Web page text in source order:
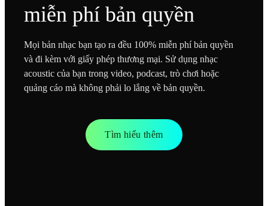
miễn phí bản quyền
Mọi bản nhạc bạn tạo ra đều 100% miễn phí bản quyền
và đi kèm với giấy phép thương mại. Sử dụng nhạc
acoustic của bạn trong video, podcast, trò chơi hoặc
quảng cáo mà không phải lo lắng về bản quyền.
Tìm hiểu thêm